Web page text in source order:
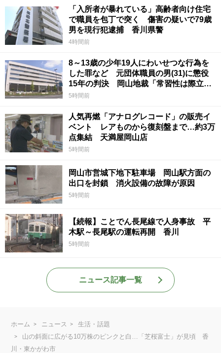
「入所者が暴れている」高齢者向け住宅
で職員を包丁で突く 傷害の疑いで79歳
男を現行犯逮捕 香川県警
4時間前
8～13歳の少年19人にわいせつな行為を
した罪など 元団体職員の男(31)に懲役
15年の判決 岡山地裁「常習性は際立っ
ていて被害結果も非常に重い」
5時間前
人気再燃「アナログレコード」の販売イ
ベント レアものから復刻盤まで…約3万
点集結 天満屋岡山店
5時間前
岡山市営城下地下駐車場 岡山駅方面の
出口を封鎖 消火設備の故障が原因
5時間前
【続報】ことでん長尾線で人身事故 平
木駅～長尾駅の運転再開 香川
5時間前
ニュース記事一覧
ホーム ニュース
生活・話題
山の斜面に広がる10万株のピンクと白…「芝桜富士」が見頃 香
川・東かがわ市